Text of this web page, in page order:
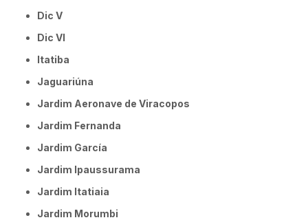
Dic V
Dic VI
Itatiba
Jaguariúna
Jardim Aeronave de Viracopos
Jardim Fernanda
Jardim García
Jardim Ipaussurama
Jardim Itatiaia
Jardim Morumbi